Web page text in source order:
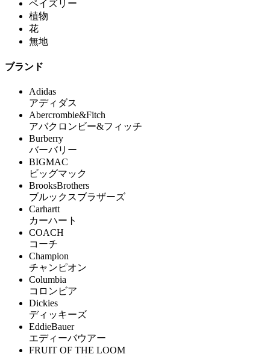
ペイズリー
植物
花
無地
ブランド
Adidas
アディダス
Abercrombie&Fitch
アバクロンビー&フィッチ
Burberry
バーバリー
BIGMAC
ビッグマック
BrooksBrothers
ブルックスブラザーズ
Carhartt
カーハート
COACH
コーチ
Champion
チャンピオン
Columbia
コロンビア
Dickies
ディッキーズ
EddieBauer
エディーバウアー
FRUIT OF THE LOOM